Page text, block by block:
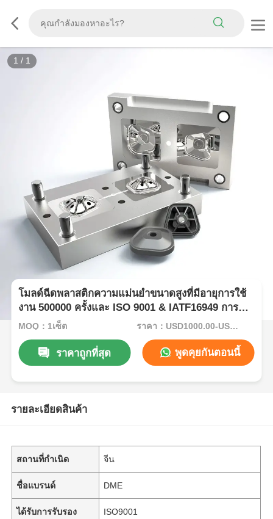
1 / 1
โมลด์ฉีดพลาสติกความแม่นยําขนาดสูงที่มีอายุการใช้
งาน 500000 ครั้งและ ISO 9001 & IATF16949 การ
รับรอง
MOQ：1เซ็ต ราคา：USD1000.00-USD5000.00
ราคาถูกที่สุด พูดคุยกันตอนนี้
รายละเอียดสินค้า
สถานที่กำเนิด จีน
ชื่อแบรนด์ DME
ได้รับการรับรอง ISO9001